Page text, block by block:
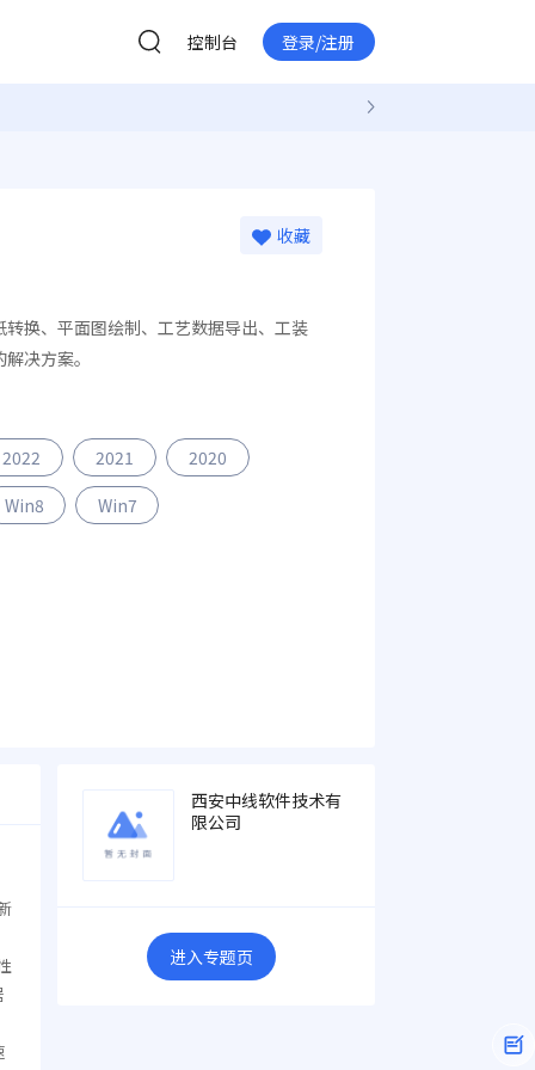
控制台 登录/注册
收藏
换、平面图绘制、工艺数据导出、工装
决方案。
2022 2021
2020
Win8
Win7
西安中线软件技术有
限公司
进入专题页